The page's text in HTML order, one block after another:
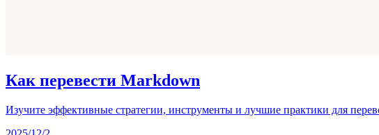
Как перевести Markdown
Изучите эффективные стратегии, инструменты и лучшие практики для